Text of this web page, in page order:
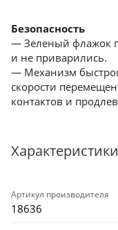
Безопасность
— Зеленый флажок
и не приварились.
— Механизм
скорости
контактов и
Характеристики
Артикул производителя
18636